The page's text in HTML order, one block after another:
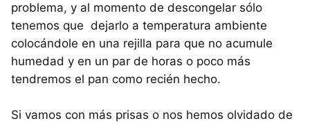
problema, y al momento de descongelar sólo
tenemos que dejarlo a temperatura ambiente
colocándole en una rejilla para que no acumule
humedad y en un par de horas o poco más
tendremos el pan como recién hecho.
Si vamos con más prisas o nos hemos olvidado de